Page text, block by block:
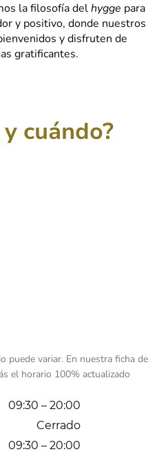
la filosofía delhygge para
y positivo, donde nuestros
y disfruten de
gratificantes.
cuándo?
puede variar. En nuestra ficha de
el horario 100% actualizado
09:30 – 20:00
Cerrado
09:30 – 20:00